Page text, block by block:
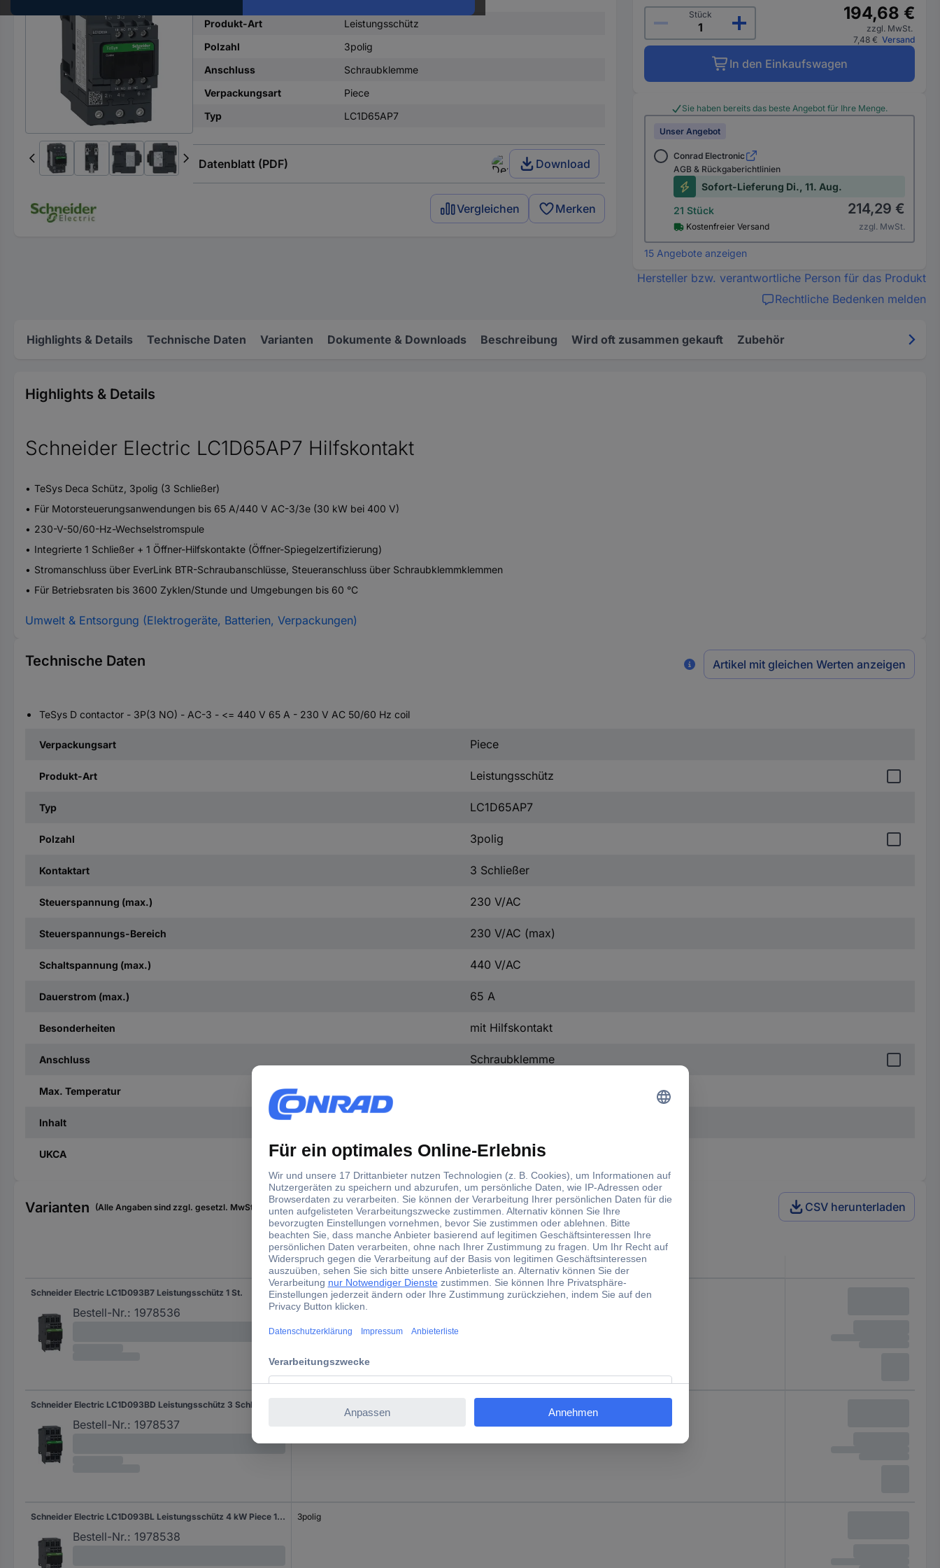
Produkt-Art
Leistungsschütz
Polzahl
3polig
Anschluss
Schraubklemme
Verpackungsart
Piece
Typ
LC1D65AP7
Datenblatt (PDF) Download
Vergleichen Merken
Stück
194,68 €
zzgl. MwSt.
7,48 € Versand
In den Einkaufswagen
Sie haben bereits das beste Angebot für Ihre Menge.
Unser Angebot
Conrad Electronic
AGB & Rückgaberichtlinien
Sofort-Lieferung Di., 11. Aug.
21 Stück
Kostenfreier Versand
214,29 €
zzgl. MwSt.
15 Angebote anzeigen
Hersteller bzw. verantwortliche Person für das Produkt
Rechtliche Bedenken melden
Highlights & Details Technische Daten Varianten Dokumente & Downloads Beschreibung Wird oft zusammen gekauft Zubehör
Highlights & Details
Schneider Electric LC1D65AP7 Hilfskontakt
TeSys Deca Schütz, 3polig (3 Schließer)
Für Motorsteuerungsanwendungen bis 65 A/440 V AC-3/3e (30 kW bei 400 V)
230-V-50/60-Hz-Wechselstromspule
Integrierte 1 Schließer + 1 Öffner-Hilfskontakte (Öffner-Spiegelzertifizierung)
Stromanschluss über EverLink BTR-Schraubanschlüsse, Steueranschluss über Schraubklemmklemmen
Für Betriebsraten bis 3600 Zyklen/Stunde und Umgebungen bis 60 °C
Umwelt & Entsorgung (Elektrogeräte, Batterien, Verpackungen)
Technische Daten Artikel mit gleichen Werten anzeigen
TeSys D contactor - 3P(3 NO) - AC-3 - <= 440 V 65 A - 230 V AC 50/60 Hz coil
Verpackungsart Piece
Produkt-Art Leistungsschütz
Typ LC1D65AP7
Polzahl 3polig
Kontaktart 3 Schließer
Steuerspannung (max.) 230 V/AC
Steuerspannungs-Bereich 230 V/AC (max)
Schaltspannung (max.) 440 V/AC
Dauerstrom (max.) 65 A
Besonderheiten mit Hilfskontakt
Anschluss Schraubklemme
Max. Temperatur
Inhalt
UKCA Ja
Varianten (Alle Angaben sind zzgl. gesetzl. MwSt., zzgl. Versand) CSV herunterladen
Polzahl
Schneider Electric LC1D093B7 Leistungsschütz 1 St.
Bestell-Nr.: 1978536
3polig
Bestell-Nr.: 1978537
Schneider Electric LC1D093BL Leistungsschütz 4 kW Piece 1 St.
Bestell-Nr.: 1978538
3polig